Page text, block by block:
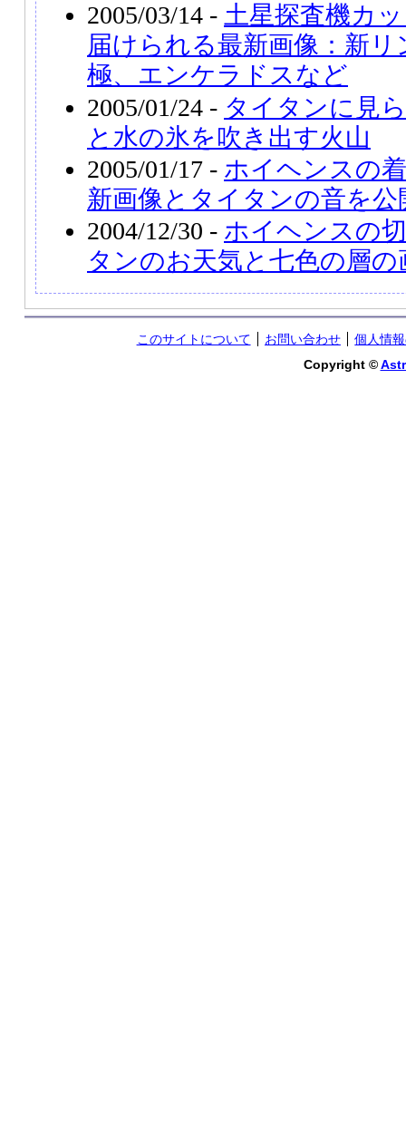
2005/03/14 - 土星探査機カ
届けられる最新画像：新
極、エンケラドスなど
2005/01/24 - タイタンに見
と水の氷を吹き出す火山
2005/01/17 - ホイヘンスの
新画像とタイタンの音を公
2004/12/30 - ホイヘンスの
タンのお天気と七色の層の
このサイトについて お問い合わせ
個人情
Copyright ©